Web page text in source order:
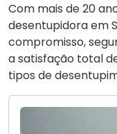
Com mais de 20
desentupidora em
compromisso,
a satisfação total
tipos de